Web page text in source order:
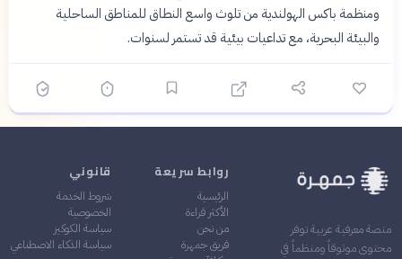
ومنظمة باكس الهولندية من تلوث واسع النطاق للمناطق الساحلية
والبيئة البحرية، مع تداعيات بيئية قد تستمر لسنوات.
منصة معرفية عربية توفر
محتوى موثوقاً ومنظماً في
روابط سريعة
الرئيسية
الأكثر قراءة
من نحن
فريق جمهرة
قانوني
شروط الخدمة
الخصوصية
سياسة الكوكيز
سياسة الذكاء الاصطناعي